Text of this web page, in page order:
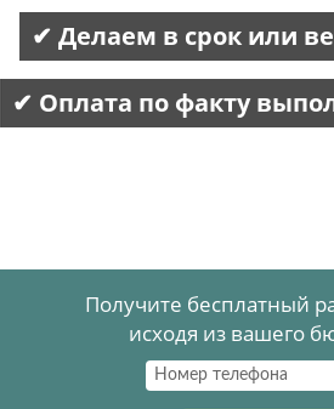
✔ Делаем в срок или
✔ Оплата по факту
Получите бесплатный
исходя из вашего